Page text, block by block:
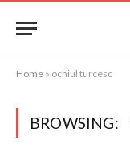
Home » ochiul turcesc
BROWSING: